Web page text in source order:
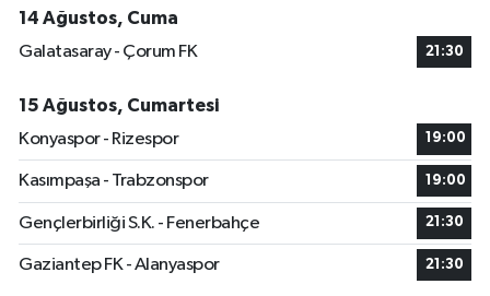
14 Ağustos, Cuma
Galatasaray - Çorum FK
21:30
15 Ağustos, Cumartesi
Konyaspor - Rizespor
19:00
Kasımpaşa - Trabzonspor 19:00
Gençlerbirliği S.K. - Fenerbahçe 21:30
Gaziantep FK - Alanyaspor 21:30